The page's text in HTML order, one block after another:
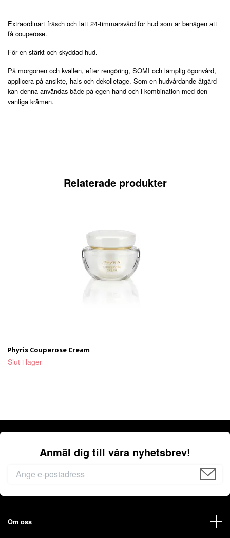
Extraordinärt fräsch och lätt 24-timmarsvård för hud som är benägen att
få couperose.
För en stärkt och skyddad hud.
På morgonen och kvällen, efter rengöring, SOMI och lämplig ögonvård,
applicera på ansikte, hals och dekolletage. Som en hudvårdande åtgärd
kan denna användas både på egen hand och i kombination med den
vanliga krämen.
Phyris Couperose Cream
Slut i lager
Anmäl dig till våra nyhetsbrev!
Om oss